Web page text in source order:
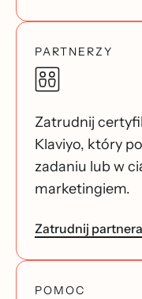
PARTNERZY
Zatrudnij
Klaviyo, który
zadaniu lub w
marketingiem.
Zatrudnij partnera
POMOC